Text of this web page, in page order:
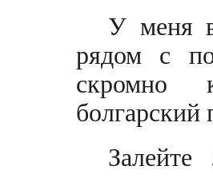
У меня
рядом с
скромно